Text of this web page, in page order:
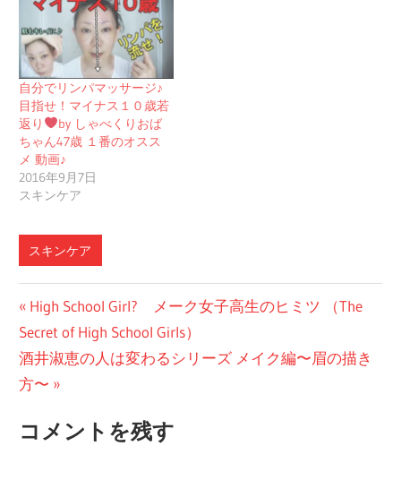
自分でリンパマッサージ♪
目指せ！マイナス１０歳若
返り
by しゃべくりおば
ちゃん47歳 １番のオスス
メ 動画♪
2016年9月7日
スキンケア
スキンケア
投
稿
ナ
ゲ
前
の
投
稿:
High School Girl? メーク女子高生のヒミツ （The
Secret of High School Girls）
次
の
稿:
酒井淑恵の人は変わるシリーズ メイク編〜眉の描き
方〜
コメントを残す